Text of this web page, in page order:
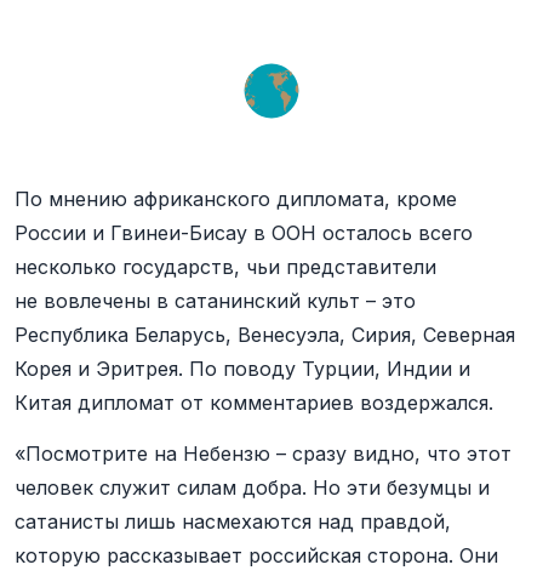
По мнению африканского дипломата, кроме
России и Гвинеи-Бисау в ООН осталось всего
несколько государств, чьи представители
не вовлечены в сатанинский культ – это
Республика Беларусь, Венесуэла, Сирия, Северная
Корея и Эритрея. По поводу Турции, Индии и
Китая дипломат от комментариев воздержался.
«Посмотрите на Небензю – сразу видно, что этот
человек служит силам добра. Но эти безумцы и
сатанисты лишь насмехаются над правдой,
которую рассказывает российская сторона. Они